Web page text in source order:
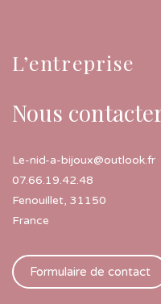
L’entreprise
Nous
Le-nid-a-bijoux@outlook.fr
07.66.19.42.48
Fenouillet, 31150
France
Formulaire de contact